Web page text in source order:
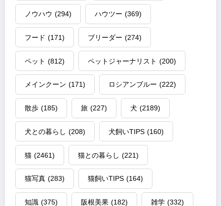
ノウハウ (294) ハウツー (369)
フード (171) ブリーダー (274)
ペット (812) ペットジャーナリスト (200)
メインクーン (171) ロシアンブルー (222)
散歩 (185) 旅 (227) 犬 (2189)
犬との暮らし (208) 犬飼いTIPS (160)
猫 (2461) 猫との暮らし (221)
猫写真 (283) 猫飼いTIPS (164)
知識 (375) 阪根美果 (182) 雑学 (332)